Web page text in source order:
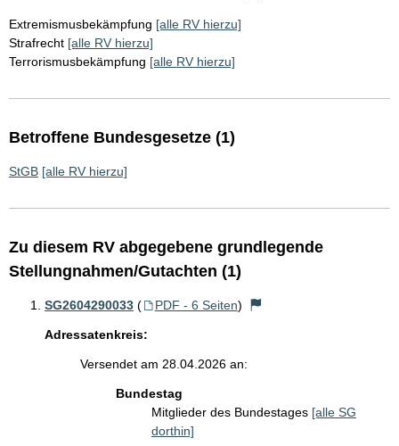
Extremismusbekämpfung [alle RV hierzu]
Strafrecht [alle RV hierzu]
Terrorismusbekämpfung [alle RV hierzu]
Betroffene Bundesgesetze (1)
StGB [alle RV hierzu]
Zu diesem RV abgegebene grundlegende
Stellungnahmen/Gutachten (1)
SG2604290033 ( PDF - 6 Seiten)
Adressatenkreis:
Versendet am 28.04.2026 an:
Bundestag
Mitglieder des Bundestages [alle SG
dorthin]